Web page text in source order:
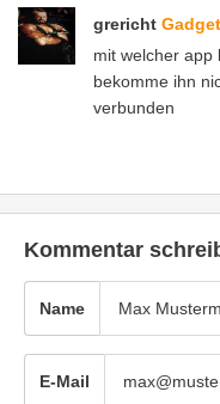
grericht
mit welcher app
bekomme ihn
verbunden
Kommentar
Name
E-Mail